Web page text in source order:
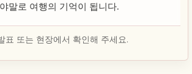
말로 여행의 기억이 됩니다.
표 또는 현장에서 확인해 주세요.